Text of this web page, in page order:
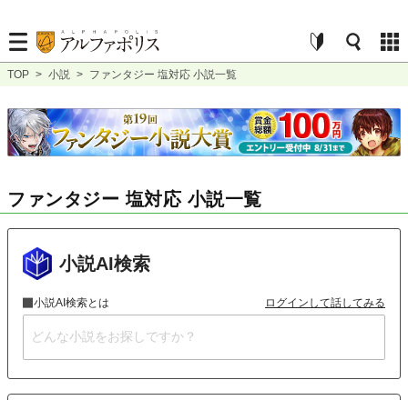
TOP > 小説 > ファンタジー 塩対応 小説一覧
ファンタジー 塩対応 小説一覧
小説AI検索
小説AI検索とは ログインして話してみる